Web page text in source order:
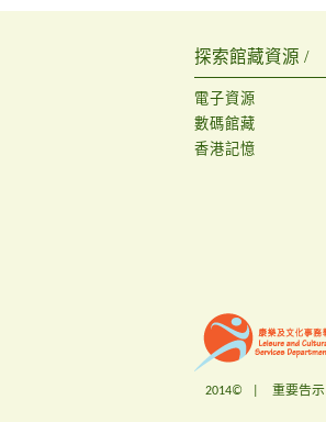
探索館藏資源 /
電子資源
數碼館藏
香港記憶
2014© | 重要告示